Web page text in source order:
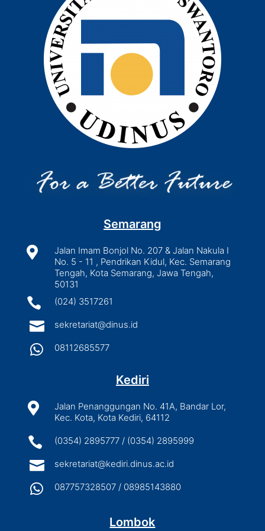
Semarang

Jalan Imam Bonjol No. 207 & Jalan Nakula I
No. 5 - 11 , Pendrikan Kidul, Kec. Semarang
Tengah, Kota Semarang, Jawa Tengah,
50131
 (024) 3517261
 sekretariat@dinus.id
 08112685577
Kediri

Jalan Penanggungan No. 41A, Bandar Lor,
Kec. Kota, Kota Kediri, 64112
 (0354) 2895777 / (0354) 2895999
 sekretariat@kediri.dinus.ac.id
 087757328507 / 08985143880
Lombok